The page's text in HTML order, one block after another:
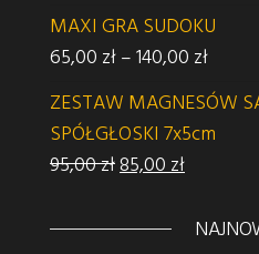
MAXI GRA SUDOKU
65,00 zł–140,00 zł
ZESTAW MAGNESÓW
SPÓŁGŁOSKI 7x5cm
95,00złPierwotna cena
85,00 zł